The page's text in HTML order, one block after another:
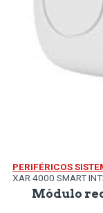
PERIFÉRICOS
XAR 4000 SMART
Módulo